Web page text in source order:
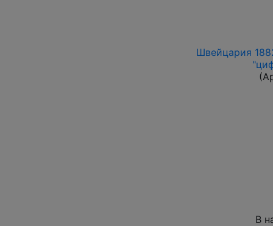
Швейцария
В